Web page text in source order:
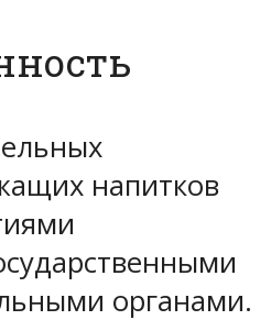
напитков
органами.